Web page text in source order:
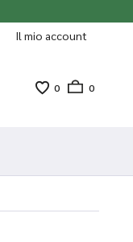
Il mio account
0 0